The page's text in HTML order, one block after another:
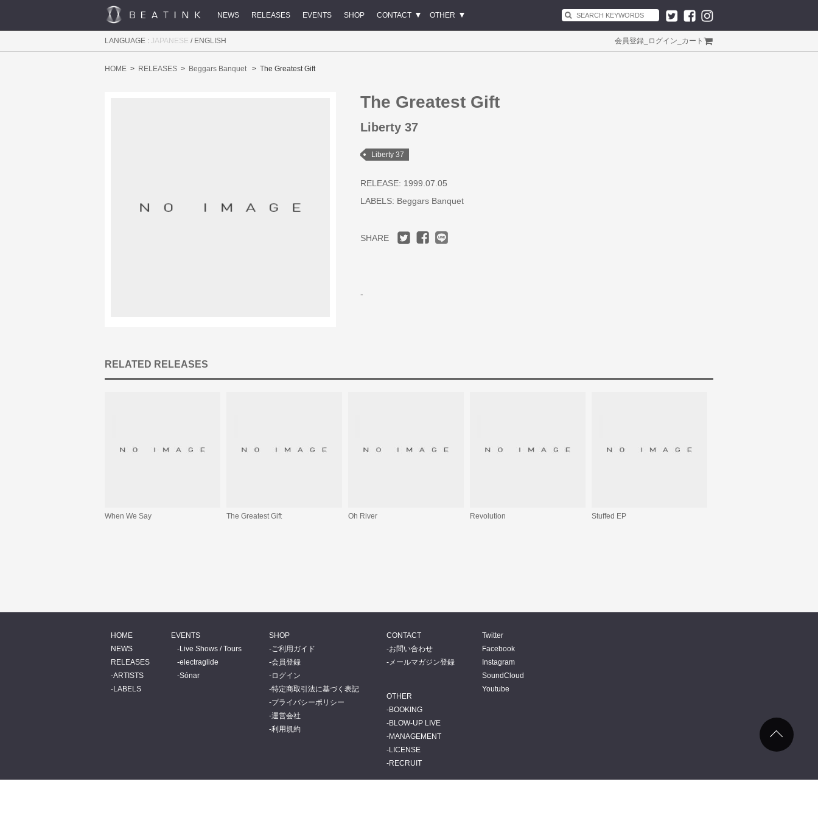
NEWS RELEASES EVENTS SHOP CONTACT OTHER
LANGUAGE : JAPANESE / ENGLISH 会員登録 ログイン カート
HOME RELEASES Beggars Banquet The Greatest Gift
The Greatest Gift
Liberty 37
Liberty 37
RELEASE: 1999.07.05
LABELS: Beggars Banquet
SHARE
-
RELATED RELEASES
When We Say The Greatest Gift Oh River Revolution Stuffed EP
HOME
NEWS
RELEASES
ARTISTS
LABELS
EVENTS
Live Shows / Tours
electraglide
Sónar
SHOP
ご利用ガイド
会員登録
ログイン
特定商取引法に基づく表記
プライバシーポリシー
運営会社
利用規約
CONTACT
お問い合わせ
メールマガジン登録
OTHER
BOOKING
BLOW-UP LIVE
MANAGEMENT
LICENSE
RECRUIT
Twitter
Facebook
Instagram
SoundCloud
Youtube